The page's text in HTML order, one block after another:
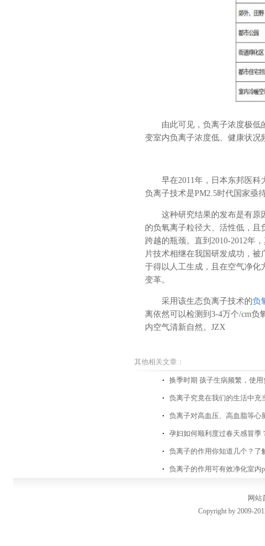
由此可见，负离子浓度极低
变室内负离子浓度低、健康状况
早在2011年，日本东邦医
负离子技术是PM2.5时代国家亟
这种研究结果的发布是有原
的负氧离子粒径大、活性低，
跨越的瓶颈。直到2010-2012年
片技术相继在我国研发成功，
于得以人工生成，且在空气净化
变革。
采用该生态负离子技术的负
离依然可以检测到3-4万个/cm负
内空气清新自然。JZX
其他相关文章：
换季时期 孩子生病频繁，使
负离子究竟在我们的生活中充
负离子对高血压、高血脂等心
孕妇如何顺利度过春天感冒季
负离子的作用你知道几个？了
负离子的作用可有效净化室内
网站
Copyright by 2009-